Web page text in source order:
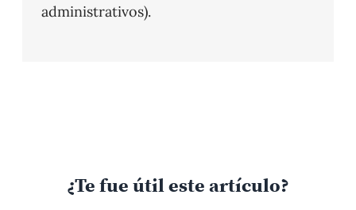
administrativos).
¿Te fue útil este artículo?